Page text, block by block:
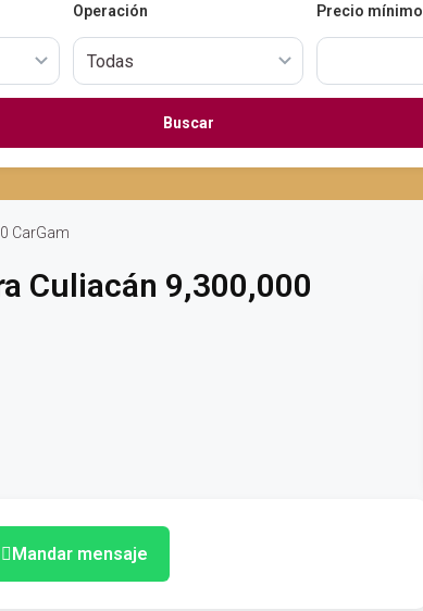
Operación Precio mínimo
Buscar
CarGam
Culiacán 9,300,000
Mandar mensaje